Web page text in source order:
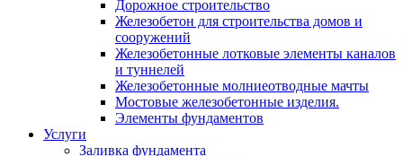
Дорожное строительство
Железобетон для строительства домов и
сооружений
Железобетонные лотковые элементы каналов
и туннелей
Железобетонные молниеотводные мачты
Мостовые железобетонные изделия.
Элементы фундаментов
Услуги
Заливка фундамента